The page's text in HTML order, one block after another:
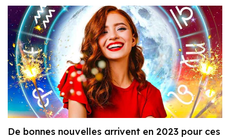
De bonnes nouvelles arrivent en 2023 pour ces